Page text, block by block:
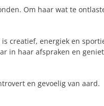
Om haar wat te
creatief, energiek en
in haar afspraken en geniet
en gevoelig van aard.